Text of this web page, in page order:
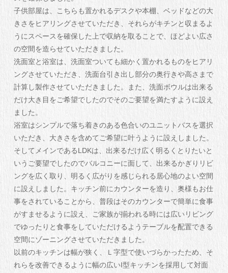
子供部屋は、こちらも置かれるデスクや本棚、ベッドなどの大
きさをヒアリングさせていただき、それらがキチンと収まるよ
うにスペースを確保した上で収納を取ることで、ほどよい広さ
の空間を造らせていただきました。
洗面室と浴室は、洗面室ついても細かく置かれるものをヒアリ
ングさせていただき、洗面台引き出し部分の奥行きや高さまで
計算し製作させていただきました。また、洗面ボウルは出来る
だけ大き目をご希望でしたのでそのご要望を満たすように設え
ました。
浴室はシンプルで落ち着きのある色合いのユニットバスを選択
いただき、大きさを含めてご希望に叶うように設えしました。
そしてメインであるLDKは、出来るだけ広く明るくとりたいと
いうご要望でしたのでバルコニーに面して、出来るかぎりリビ
ングを広く取り、明るく広がりを感じられる居心地のよい空間
に設えしました。キッチン前にカウンターを造り、奥様もお仕
事をされていることから、普段はそのカウンターで簡単に食事
がすませるように設え、ご家族が揃われる時には広いリビング
でゆったりと食事をしていただけるようテーブルを配置できる
空間にゾーニングさせていただきました。
以前のキッチンは幅が狭く、Ｌ字型で使いづらかったため、そ
れらを改善できるように幅の広いI型キッチンを採用して対面